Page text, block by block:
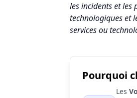
les incidents et les
technologiques et
services ou
Pourquoi
Les
Synthèse des
Indicateur